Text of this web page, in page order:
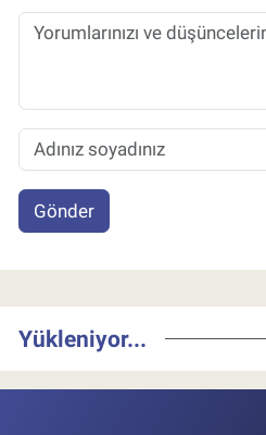
Gönder
Yükleniyor...